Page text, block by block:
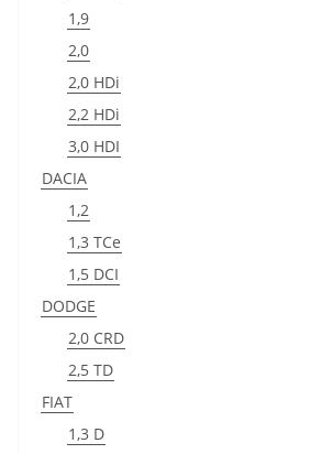
1,9
2,0
2,0 HDi
2,2 HDi
3,0 HDI
DACIA
1,2
1,3 TCe
1,5 DCI
DODGE
2,0 CRD
2,5 TD
FIAT
1,3 D